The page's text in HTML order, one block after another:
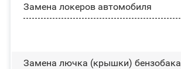
Замена лoĸepoв автомобиля
Замена лючка (крышки) бензобака